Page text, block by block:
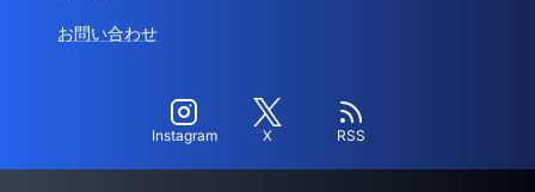
お問い合わせ
Instagram X RSS